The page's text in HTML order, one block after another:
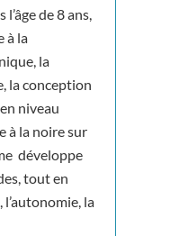
de 8 ans,
à la
la
la conception
niveau
à la noire sur
développe
tout en
la